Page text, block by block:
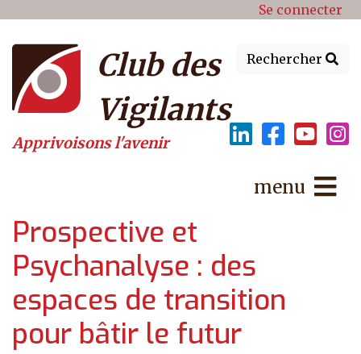
Menu du compte de Se connecter
Rechercher
Club des
Vigilants
Apprivoisons l'avenir
menu
Prospective et
Psychanalyse : des
espaces de transition
pour bâtir le futur